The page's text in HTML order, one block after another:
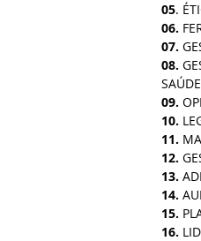
05.
06.
07.
08.
09.
10.
11.
12.
13.
14.
15.
16.